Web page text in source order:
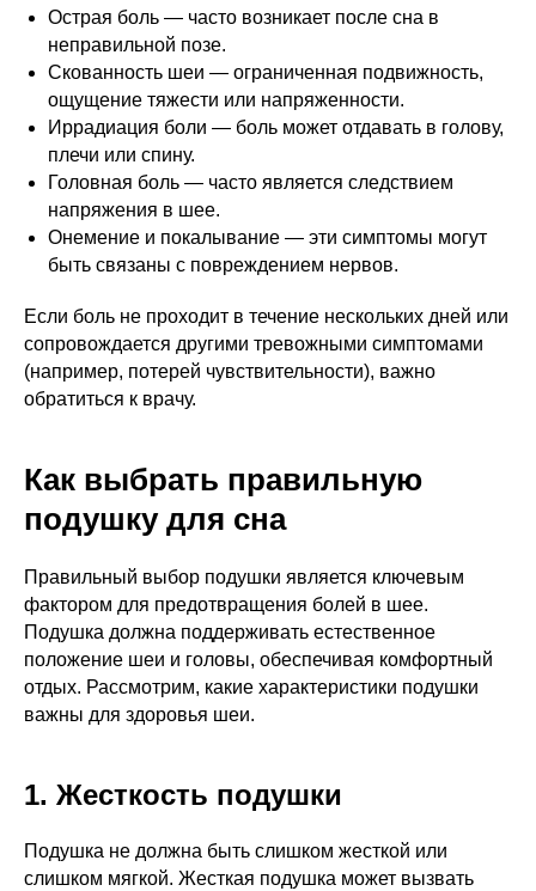
Острая боль — часто возникает после сна в
неправильной позе.
Скованность шеи — ограниченная подвижность,
ощущение тяжести или напряженности.
Иррадиация боли — боль может отдавать в голову,
плечи или спину.
Головная боль — часто является следствием
напряжения в шее.
Онемение и покалывание — эти симптомы могут
быть связаны с повреждением нервов.
Если боль не проходит в течение нескольких дней или
сопровождается другими тревожными симптомами
(например, потерей чувствительности), важно
обратиться к врачу.
Как выбрать правильную
подушку для сна
Правильный выбор подушки является ключевым
фактором для предотвращения болей в шее.
Подушка должна поддерживать естественное
положение шеи и головы, обеспечивая комфортный
отдых. Рассмотрим, какие характеристики подушки
важны для здоровья шеи.
1. Жесткость подушки
Подушка не должна быть слишком жесткой или
слишком мягкой. Жесткая подушка может вызвать